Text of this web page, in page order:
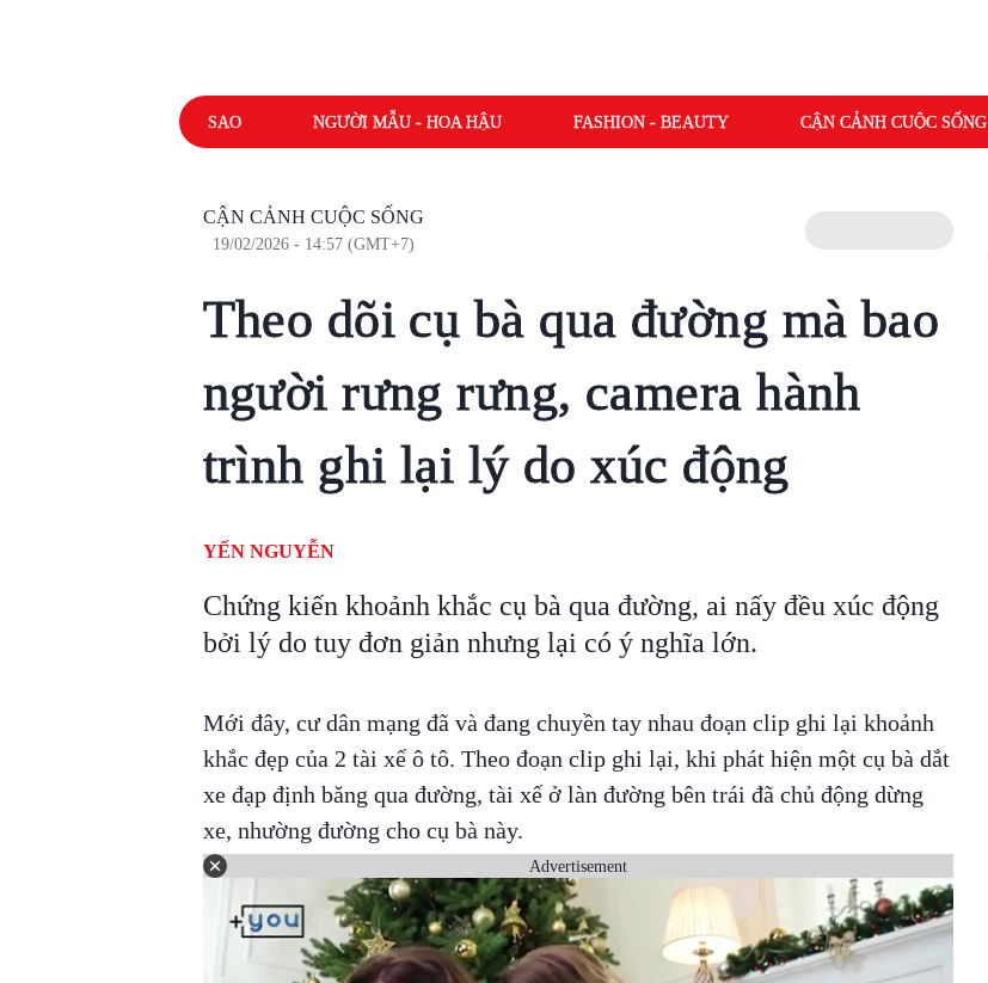
SAO NGƯỜI MẪU - HOA HẬU FASHION - BEAUTY CẬN CẢNH CUỘC SỐNG
CẬN CẢNH CUỘC SỐNG
19/02/2026 - 14:57 (GMT+7)
Theo dõi cụ bà qua đường mà bao
người rưng rưng, camera hành
trình ghi lại lý do xúc động
YẾN NGUYỄN
Chứng kiến khoảnh khắc cụ bà qua đường, ai nấy đều xúc động
bởi lý do tuy đơn giản nhưng lại có ý nghĩa lớn.
Mới đây, cư dân mạng đã và đang chuyền tay nhau đoạn clip ghi lại khoảnh
khắc đẹp của 2 tài xế ô tô. Theo đoạn clip ghi lại, khi phát hiện một cụ bà dắt
xe đạp định băng qua đường, tài xế ở làn đường bên trái đã chủ động dừng
xe, nhường đường cho cụ bà này.
Advertisement